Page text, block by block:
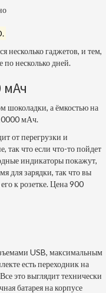
.
несколько гаджетов, и тем,
по несколько дней.
мАч
шоколадки, а ёмкостью на
мАч.
от перегрузки и
так что если что-то пойдет
индикаторы покажут,
для зарядки, так что вы
к розетке. Цена 900
USB, максимальным
есть переходник на
это выглядит технически
батарея на корпусе